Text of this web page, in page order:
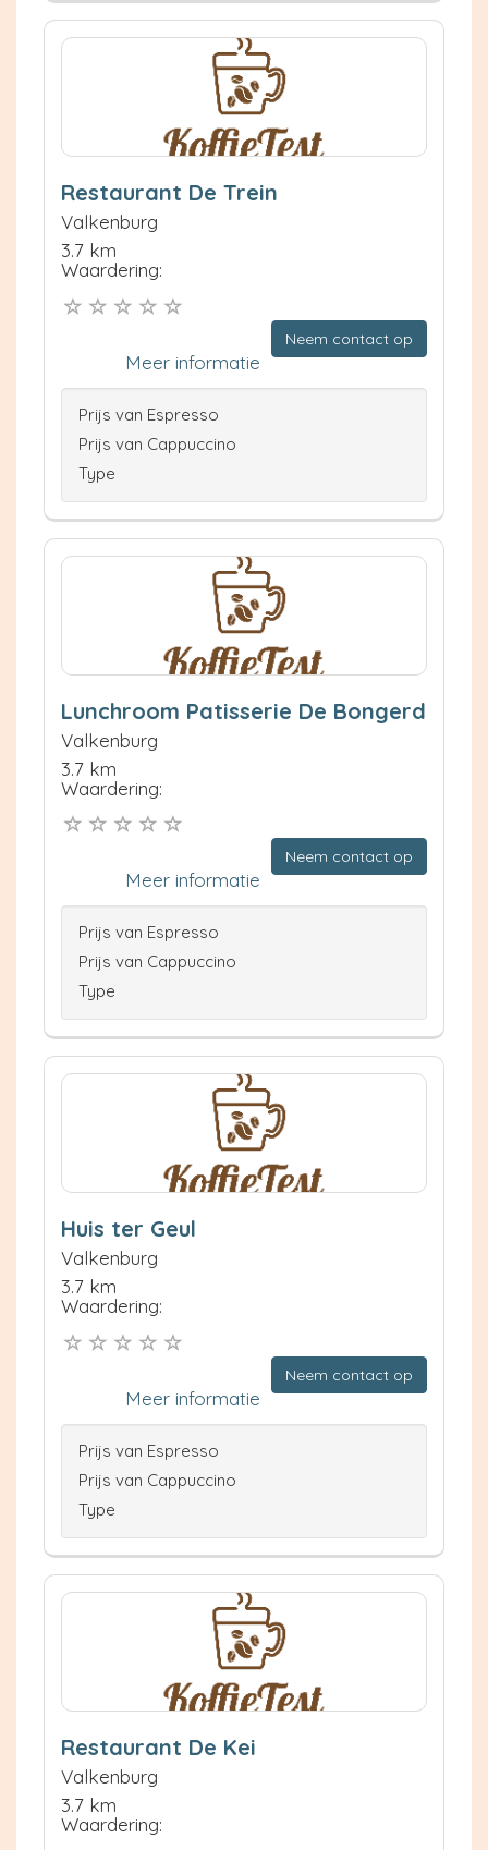
Restaurant De Trein
Valkenburg
3.7 km
Waardering:
Neem contact op
Meer informatie
Prijs van Espresso
Prijs van Cappuccino
Type
Lunchroom Patisserie De Bongerd
Valkenburg
3.7 km
Waardering:
Neem contact op
Meer informatie
Prijs van Espresso
Prijs van Cappuccino
Type
Huis ter Geul
Valkenburg
3.7 km
Waardering:
Neem contact op
Meer informatie
Prijs van Espresso
Prijs van Cappuccino
Type
Restaurant De Kei
Valkenburg
3.7 km
Waardering: